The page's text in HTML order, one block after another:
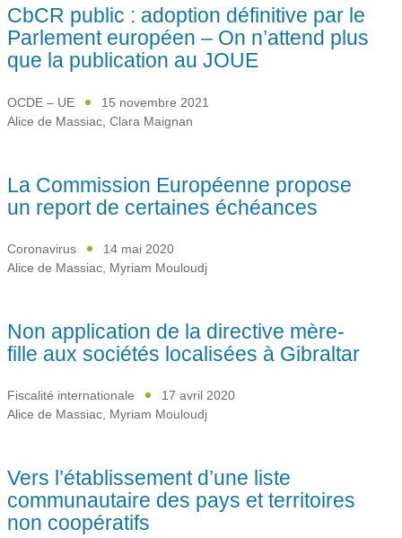
CbCR public : adoption définitive par le
Parlement européen – On n’attend plus
que la publication au JOUE
OCDE – UE
15 novembre 2021
Alice de Massiac Clara Maignan
La Commission Européenne propose
un report de certaines échéances
Coronavirus
14 mai 2020
Alice de Massiac, Myriam Mouloudj
Non application de la directive mère-
fille aux sociétés localisées à Gibraltar
Fiscalité internationale
17 avril 2020
Alice de Massiac, Myriam Mouloudj
Vers l’établissement d’une liste
communautaire des pays et territoires
non coopératifs